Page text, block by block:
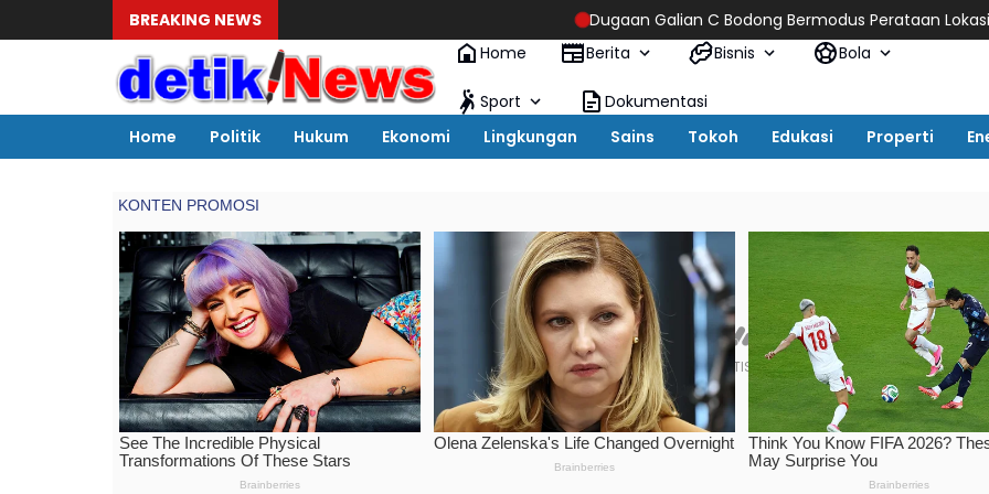
BREAKING NEWS Dugaan Galian C Bodong Bermodus Perataan Lokasi Mencuat, Krimsus
Home
Berita Bisnis Bola
Sport
Dokumentasi
Home
Politik Hukum Ekonomi Lingkungan Sains Tokoh Edukasi Properti